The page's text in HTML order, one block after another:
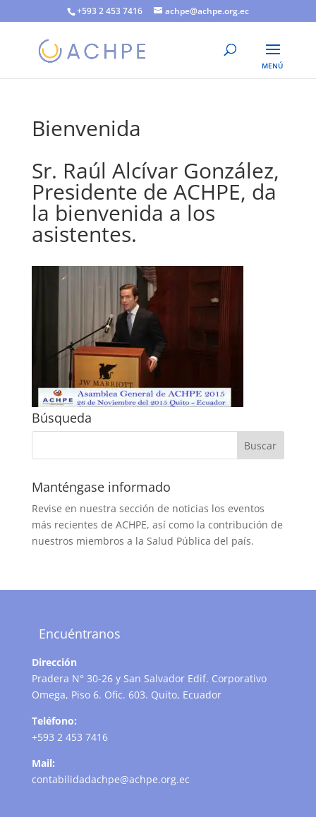
+593 2 453 7416 achpe@achpe.org.ec
Bienvenida
Sr. Raúl Alcívar González,
Presidente de ACHPE, da
la bienvenida a los
asistentes.
Búsqueda
Manténgase informado
Revise en nuestra sección de noticias los eventos
más recientes de ACHPE, así como la contribución de
nuestros miembros a la Salud Pública del país.
Encuéntranos
Dirección
Pradera N° 30-26 y San Salvador Edif. Corporativo
Omega, Piso 6. Ofic. 603. Quito, Ecuador
Teléfono:
+593 2 453 7416
Mail:
contabilidadachpe@achpe.org.ec